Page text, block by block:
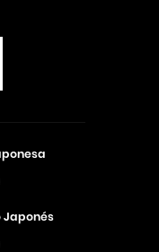
Japonés